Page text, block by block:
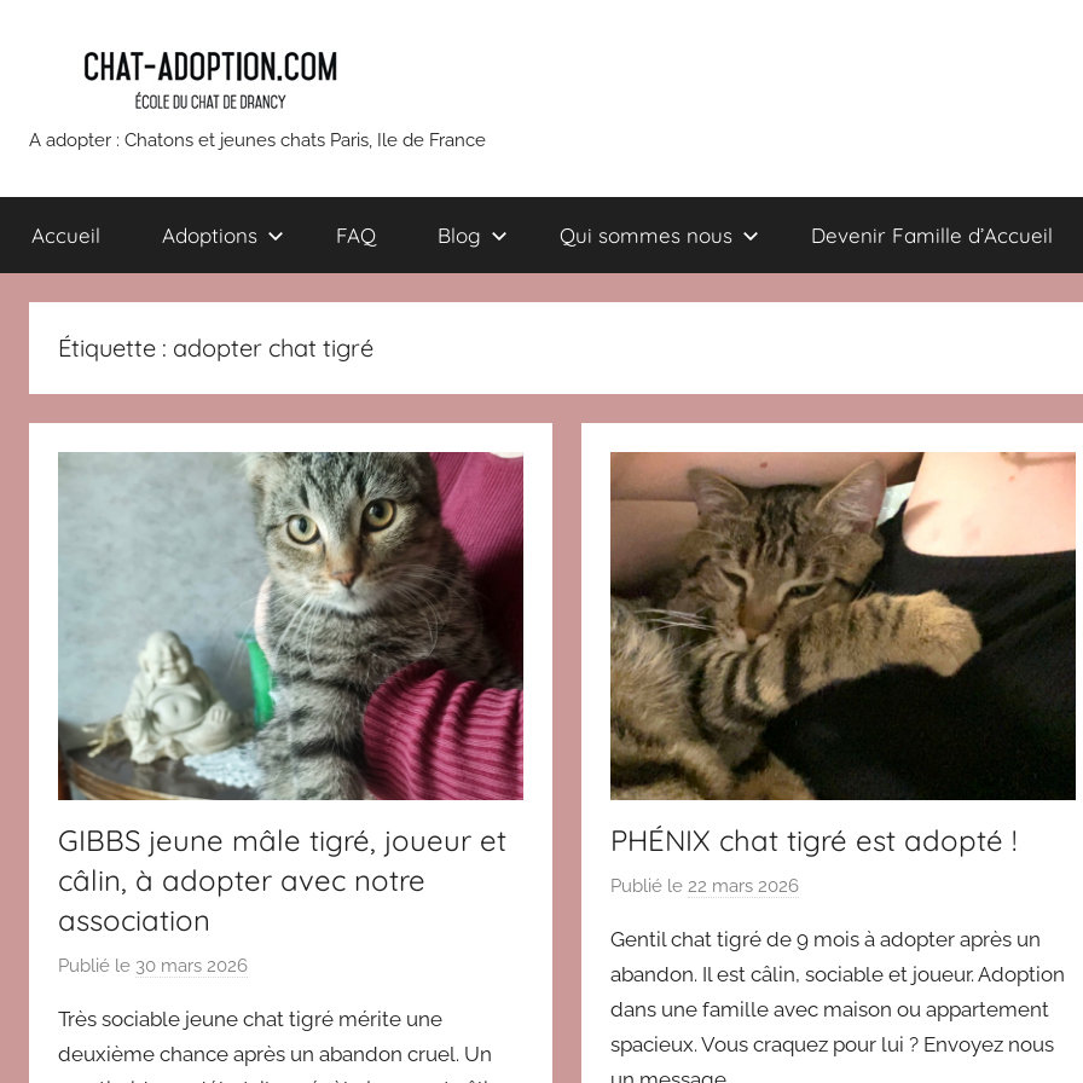
chatons
et
jeunes
chats
à
adopter
Paris
A adopter : Chatons et jeunes chats Paris, Ile de France
Accueil Adoptions FAQ Blog Qui sommes nous Devenir Famille d’Accueil
Étiquette : adopter chat tigré
GIBBS jeune mâle tigré, joueur et
câlin, à adopter avec notre
association
Publié le 30 mars 2026
r
V
Très sociable jeune chat tigré mérite une
deuxième chance après un abandon cruel. Un
PHÉNIX chat tigré est adopté !
Publié le22 mars 2026
r
B
r
i
Gentil chat tigré de 9 mois à adopter après un
abandon. Il est câlin, sociable et joueur. Adoption
dans une famille avec maison ou appartement
spacieux. Vous craquez pour lui ? Envoyez nous